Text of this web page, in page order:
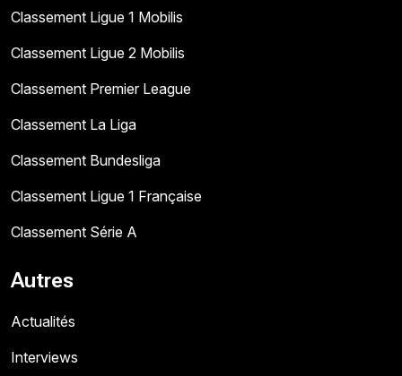
Classement Ligue 1 Mobilis
Classement Ligue 2 Mobilis
Classement Premier League
Classement La Liga
Classement Bundesliga
Classement Ligue 1 Française
Classement Série A
Autres
Actualités
Interviews